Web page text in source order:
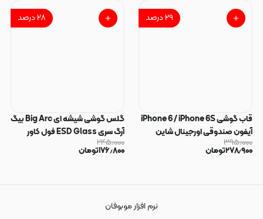
۲۹درصد
قاب گوشی iPhone 6 / iPhone 6S
آیفون صندوقی اورجینال شاین
نگین سواروسکی پلاک آینه ای سرمه
ای کد 86318
۳۹۵٫۰۰۰
۲۷۸٫۹۰۰تومان
۲۸درصد
گلس گوشی شیشه ای Big Arc بیگ
آرگ سری ESD Glass فول کاور
۲۴۵٫۰۰۰
۱۷۶٫۸۰۰تومان
نرم افزار موبوفان